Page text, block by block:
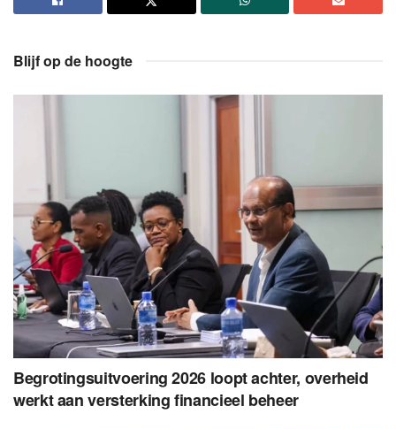
Blijf op de hoogte
Begrotingsuitvoering 2026 loopt achter, overheid
werkt aan versterking financieel beheer